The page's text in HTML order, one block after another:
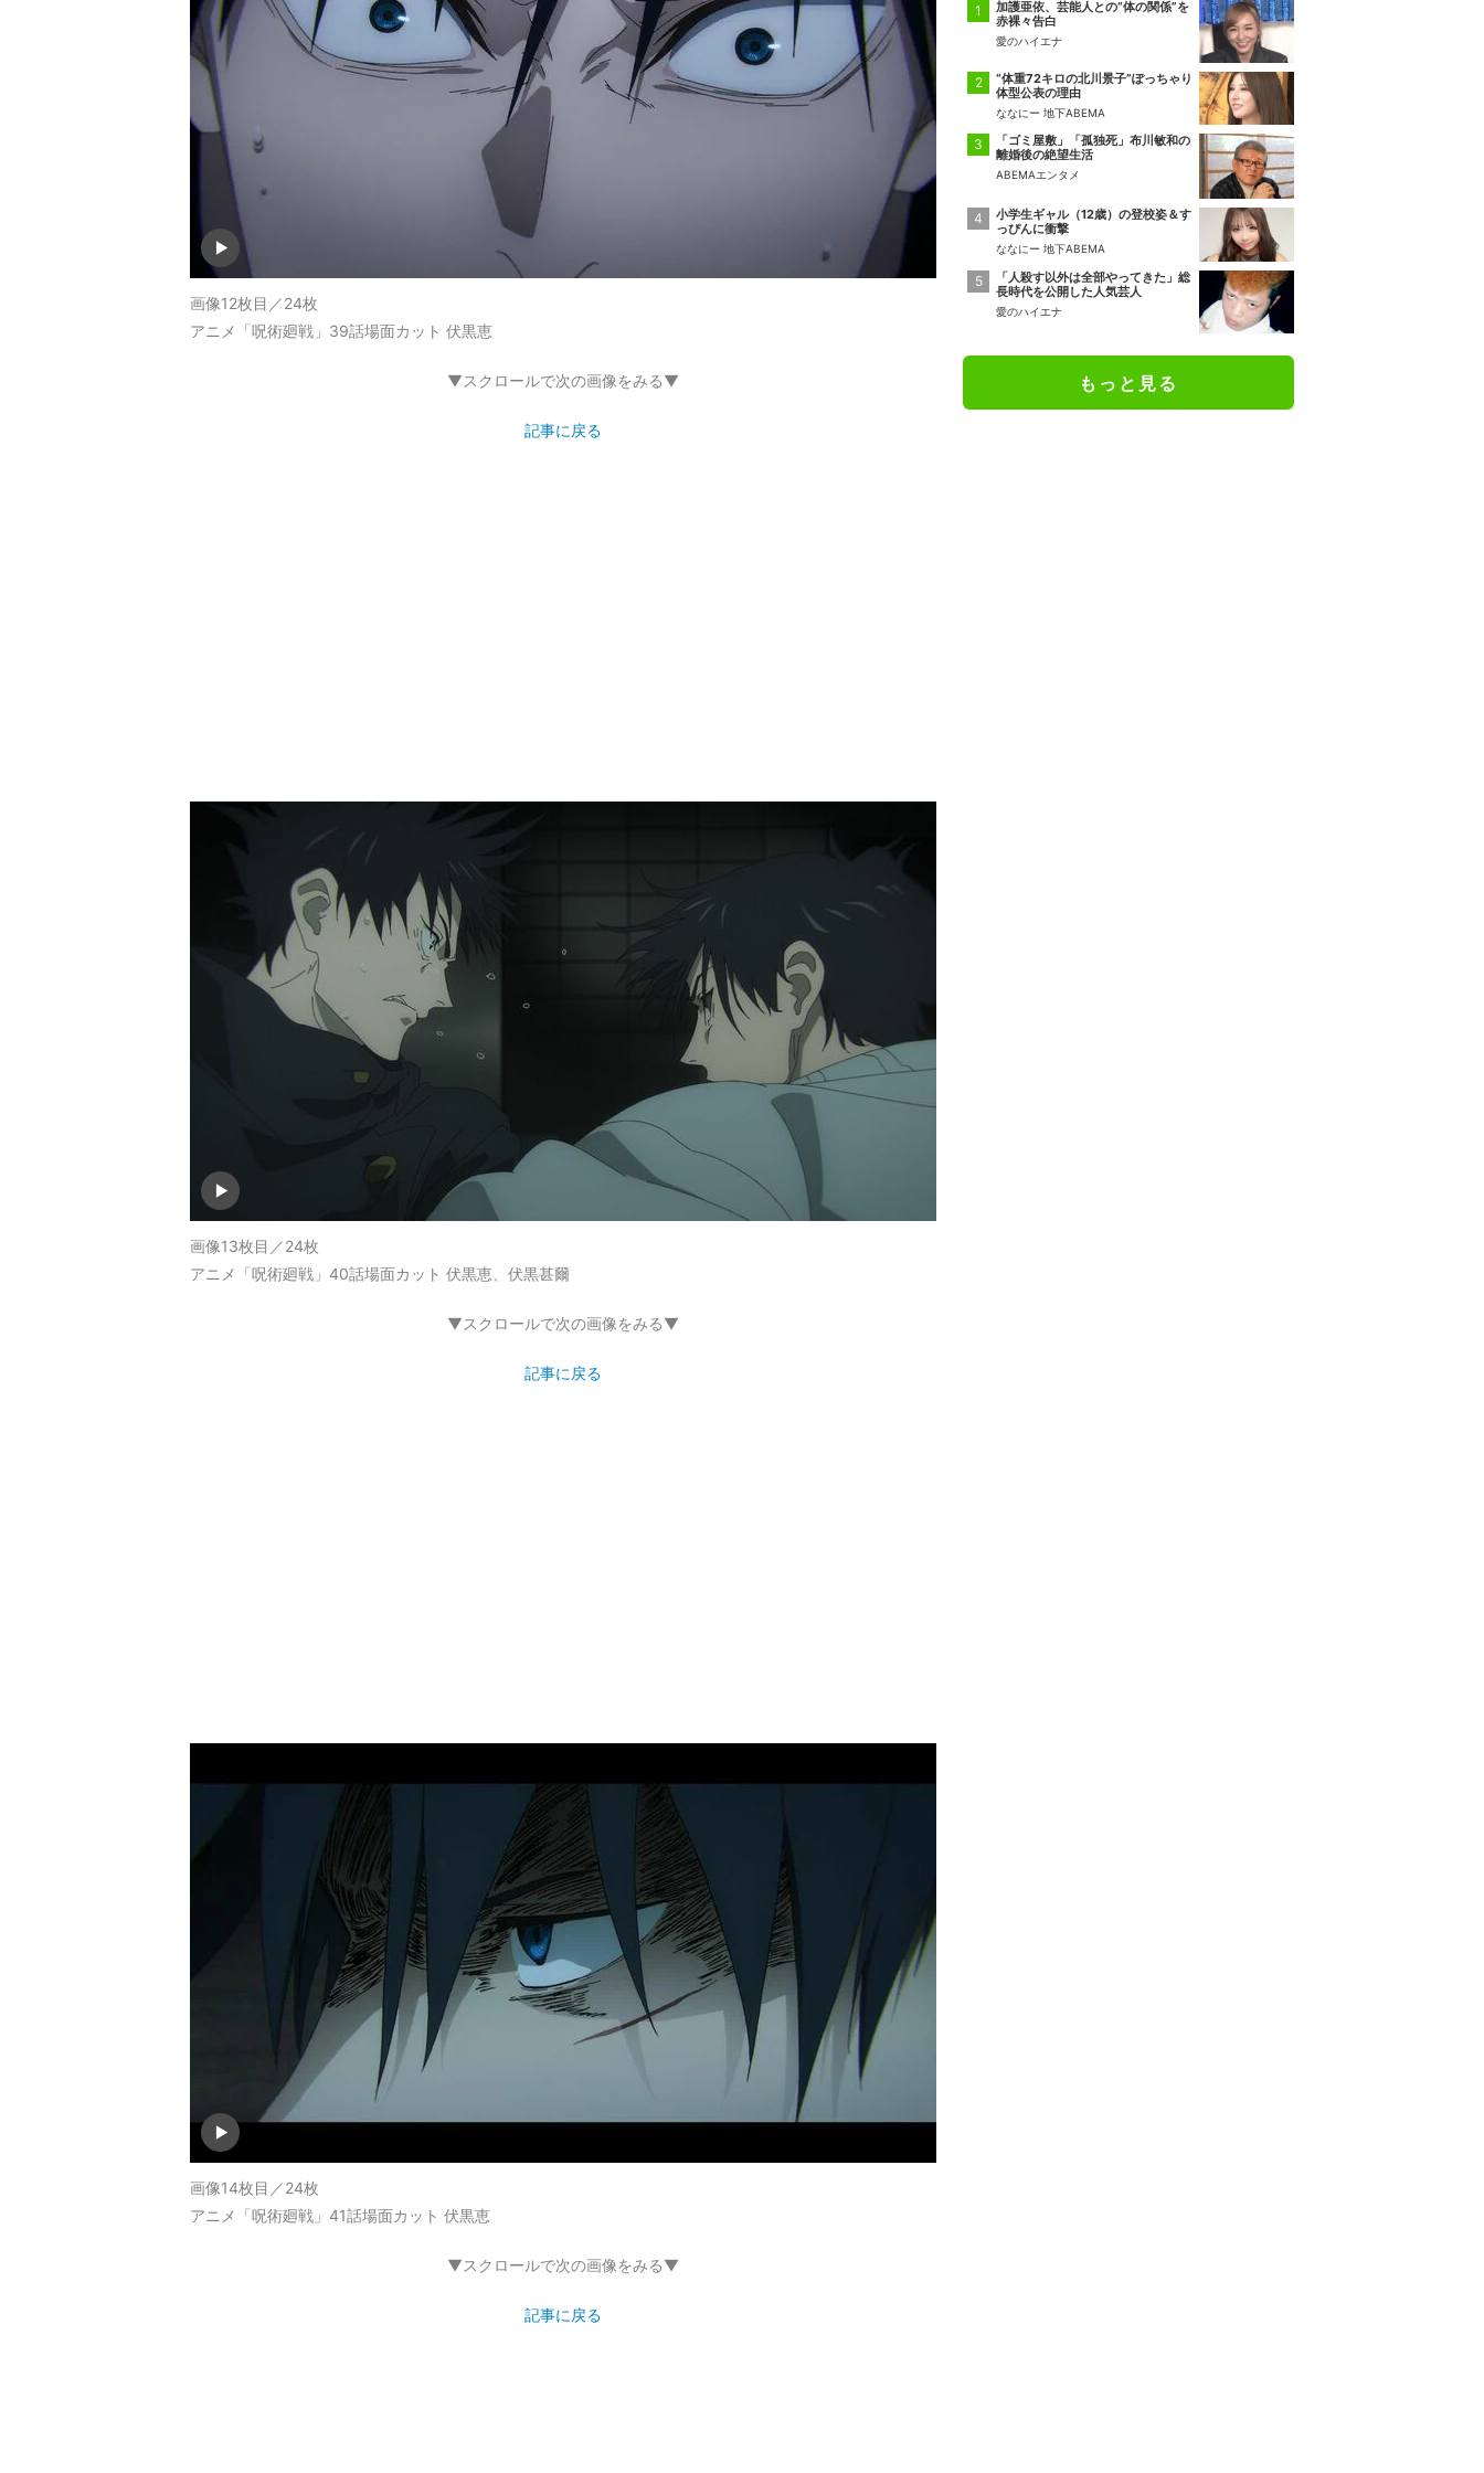
画像12枚目／24枚
アニメ「呪術廻戦」39話場面カット 伏黒恵
▼スクロールで次の画像をみる▼
記事に戻る
画像13枚目／24枚
アニメ「呪術廻戦」40話場面カット 伏黒恵、伏黒甚爾
▼スクロールで次の画像をみる▼
記事に戻る
画像14枚目／24枚
アニメ「呪術廻戦」41話場面カット 伏黒恵
▼スクロールで次の画像をみる▼
記事に戻る
加護亜依、芸能人との“体の関係”を
赤裸々告白
愛のハイエナ
“体重72キロの北川景子”ぽっちゃり
体型公表の理由
ななにー 地下ABEMA
「ゴミ屋敷」「孤独死」布川敏和の
離婚後の絶望生活
ABEMAエンタメ
小学生ギャル（12歳）の登校姿＆す
っぴんに衝撃
ななにー 地下ABEMA
「人殺す以外は全部やってきた」総
長時代を公開した人気芸人
愛のハイエナ
もっと見る